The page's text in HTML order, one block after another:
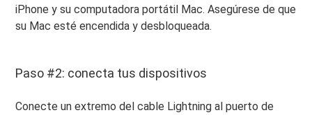
iPhone y su computadora portátil Mac. Asegúrese de que
su Mac esté encendida y desbloqueada.
Paso #2: conecta tus dispositivos
Conecte un extremo del cable Lightning al puerto de